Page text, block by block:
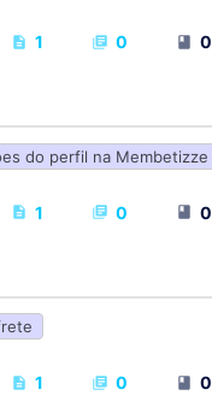
1 0 0
do perfil na Membetizze
1 0 0
1 0 0